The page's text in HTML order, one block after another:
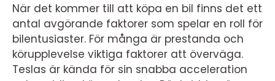
När det kommer till att köpa en bil finns det ett
antal avgörande faktorer som spelar en roll för
bilentusiaster. För många är prestanda och
körupplevelse viktiga faktorer att överväga.
Teslas är kända för sin snabba acceleration